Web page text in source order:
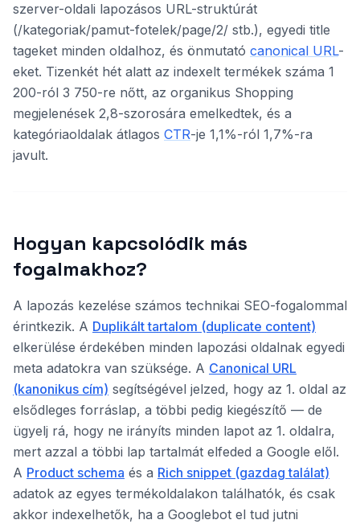
szerver-oldali lapozásos URL-struktúrát
(/kategoriak/pamut-fotelek/page/2/ stb.), egyedi title
tageket minden oldalhoz, és önmutató canonical URL-
eket. Tizenkét hét alatt az indexelt termékek száma 1
200-ról 3 750-re nőtt, az organikus Shopping
megjelenések 2,8-szorosára emelkedtek, és a
kategóriaoldalak átlagos CTR-je 1,1%-ról 1,7%-ra
javult.
Hogyan kapcsolódik más
fogalmakhoz?
A lapozás kezelése számos technikai SEO-fogalommal
érintkezik. A Duplikált tartalom (duplicate content)
elkerülése érdekében minden lapozási oldalnak egyedi
meta adatokra van szüksége. A Canonical URL
(kanonikus cím) segítségével jelzed, hogy az 1. oldal az
elsődleges forráslap, a többi pedig kiegészítő — de
ügyelj rá, hogy ne irányíts minden lapot az 1. oldalra,
mert azzal a többi lap tartalmát elfeded a Google elől.
A Product schema és a Rich snippet (gazdag találat)
adatok az egyes termékoldalakon találhatók, és csak
akkor indexelhetők, ha a Googlebot el tud jutni